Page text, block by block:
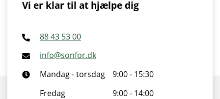
Vi er klar til at hjælpe dig
88 43 53 00
info@sonfor.dk
Mandag - torsdag
9:00 - 15:30
Fredag
9:00 - 14:00